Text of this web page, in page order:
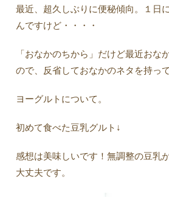
最近、超久しぶりに便秘傾向。１日
んですけど・・・・
「おなかのちから」だけど最近おな
ので、反省しておなかのネタを持っ
ヨーグルトについて。
初めて食べた豆乳グルト↓
感想は美味しいです！無調整の豆乳
大丈夫です。